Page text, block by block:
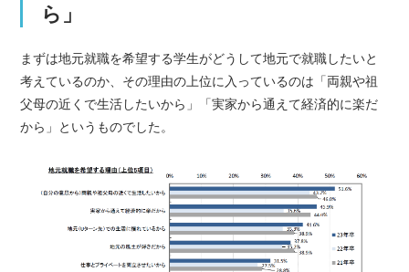
ら」
まずは地元就職を希望する学生がどうして地元で就職したいと
考えているのか、その理由の上位に入っているのは「両親や祖
父母の近くで生活したいから」「実家から通えて経済的に楽だ
から」というものでした。